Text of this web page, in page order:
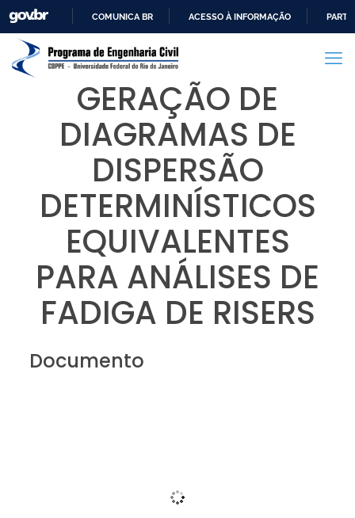
PARA
CONTEÚDO
COMUNICA BR ACESSO À INFORMAÇÃO
GERAÇÃO DE
DIAGRAMAS DE
DISPERSÃO
DETERMINÍSTICOS
EQUIVALENTES
PARA ANÁLISES DE
FADIGA DE RISERS
Documento